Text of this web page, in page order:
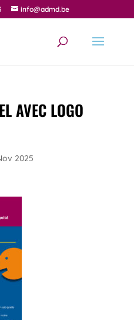
info@admd.be
AVEC LOGO
2025